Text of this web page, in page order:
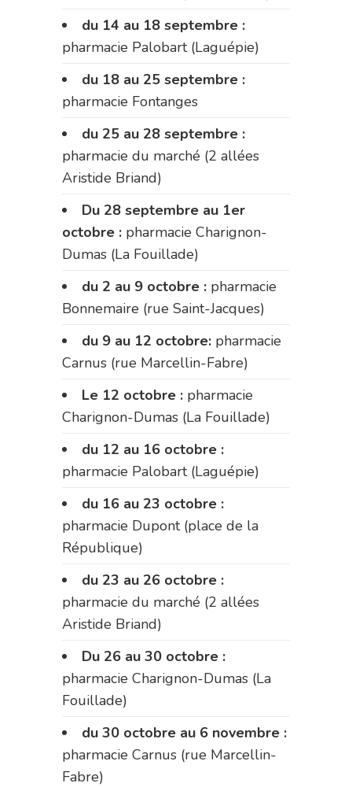
du 14 au 18 septembre :
pharmacie Palobart (Laguépie)
du 18 au 25 septembre :
pharmacie Fontanges
du 25 au 28 septembre :
pharmacie du marché (2 allées
Aristide Briand)
Du 28 septembre au 1er
octobre : pharmacie Charignon-
Dumas (La Fouillade)
du 2 au 9 octobre : pharmacie
Bonnemaire (rue Saint-Jacques)
du 9 au 12 octobre: pharmacie
Carnus (rue Marcellin-Fabre)
Le 12 octobre : pharmacie
Charignon-Dumas (La Fouillade)
du 12 au 16 octobre :
pharmacie Palobart (Laguépie)
du 16 au 23 octobre :
pharmacie Dupont (place de la
République)
du 23 au 26 octobre :
pharmacie du marché (2 allées
Aristide Briand)
Du 26 au 30 octobre :
pharmacie Charignon-Dumas (La
Fouillade)
du 30 octobre au 6 novembre :
pharmacie Carnus (rue Marcellin-
Fabre)